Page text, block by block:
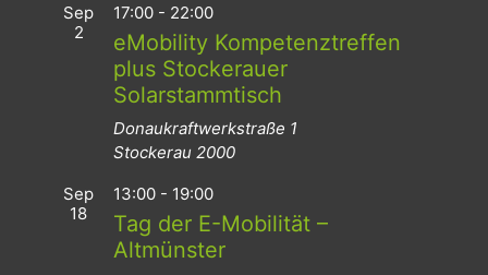
Sep
2
17:00 - 22:00
eMobility Kompetenztreffen
plus Stockerauer
Solarstammtisch
Donaukraftwerkstraße 1
Stockerau 2000
Sep
18
13:00 - 19:00
Tag der E-Mobilität –
Altmünster